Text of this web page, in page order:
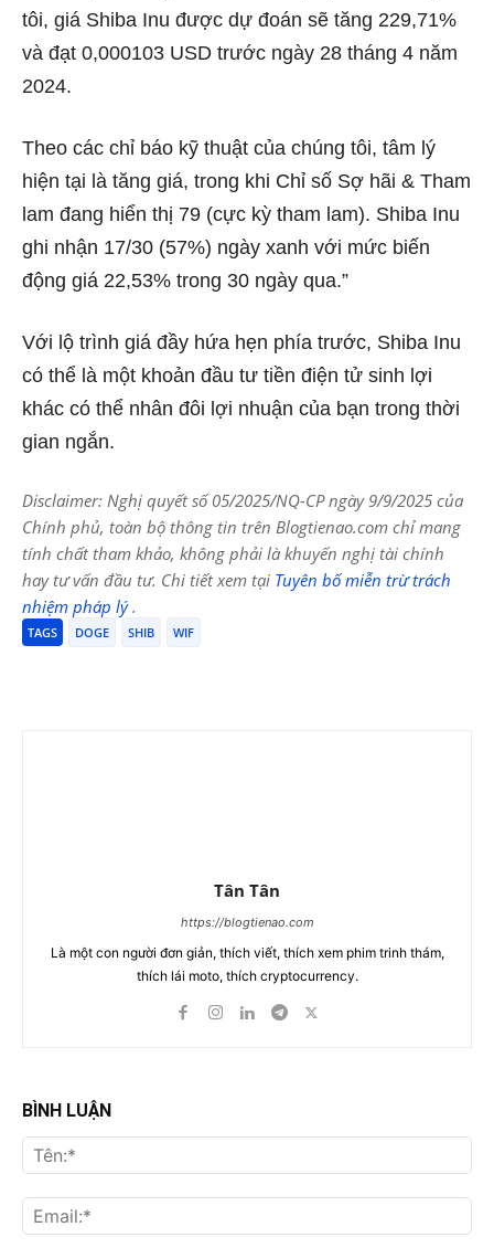
tôi, giá Shiba Inu được dự đoán sẽ tăng 229,71%
và đạt 0,000103 USD trước ngày 28 tháng 4 năm
2024.
Theo các chỉ báo kỹ thuật của chúng tôi, tâm lý
hiện tại là tăng giá, trong khi Chỉ số Sợ hãi & Tham
lam đang hiển thị 79 (cực kỳ tham lam). Shiba Inu
ghi nhận 17/30 (57%) ngày xanh với mức biến
động giá 22,53% trong 30 ngày qua.”
Với lộ trình giá đầy hứa hẹn phía trước, Shiba Inu
có thể là một khoản đầu tư tiền điện tử sinh lợi
khác có thể nhân đôi lợi nhuận của bạn trong thời
gian ngắn.
Disclaimer: Nghị quyết số 05/2025/NQ-CP ngày 9/9/2025 của
Chính phủ, toàn bộ thông tin trên Blogtienao.com chỉ mang
tính chất tham khảo, không phải là khuyến nghị tài chính
hay tư vấn đầu tư. Chi tiết xem tại Tuyên bố miễn trừ trách
nhiệm pháp lý.
TAGS DOGE SHIB WIF
Tân Tân
https://blogtienao.com
Là một con người đơn giản, thích viết, thích xem phim trinh thám,
thích lái moto, thích cryptocurrency.
BÌNH LUẬN